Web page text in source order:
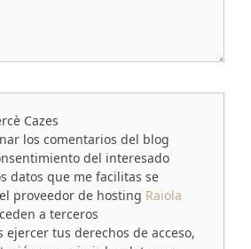
Cazes
los comentarios del blog
del interesado
datos que me facilitas se
proveedor de hosting Raiola
a terceros
ejercer tus derechos de acceso,